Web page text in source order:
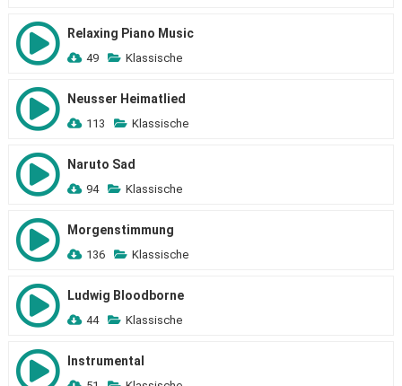
Relaxing Piano Music
49 Klassische
Neusser Heimatlied
113 Klassische
Naruto Sad
94 Klassische
Morgenstimmung
136 Klassische
Ludwig Bloodborne
44 Klassische
Instrumental